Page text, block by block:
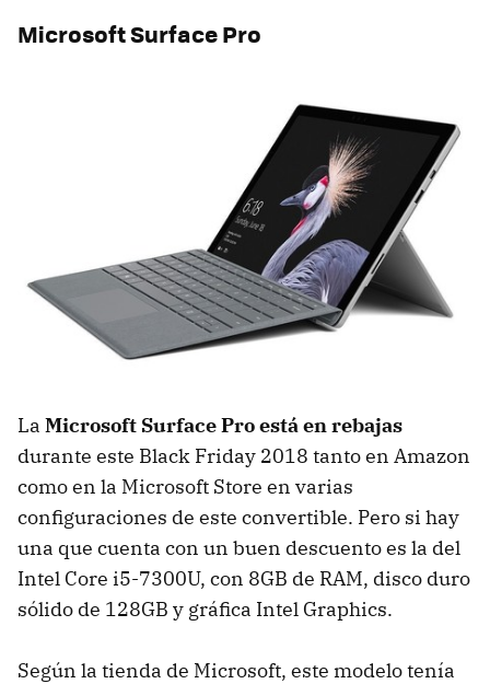
Microsoft Surface Pro
La Microsoft Surface Pro está en rebajas
durante este Black Friday 2018 tanto en Amazon
como en la Microsoft Store en varias
configuraciones de este convertible. Pero si hay
una que cuenta con un buen descuento es la del
Intel Core i5-7300U, con 8GB de RAM, disco duro
sólido de 128GB y gráfica Intel Graphics.
Según la tienda de Microsoft, este modelo tenía